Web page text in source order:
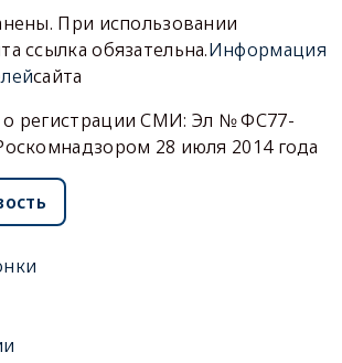
При использовании
ссылка обязательна.Информация
сайта
о регистрации СМИ: Эл № ФС77-
28 июля 2014 года